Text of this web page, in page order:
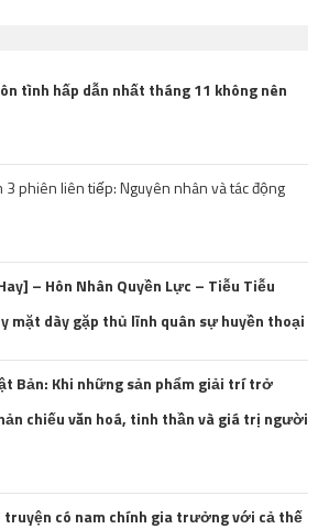
tình hấp dẫn nhất tháng 11 không nên
3 phiên liên tiếp: Nguyên nhân và tác động
– Hôn Nhân Quyền Lực – Tiễu Tiễu
mặt dày gặp thủ lĩnh quân sự huyền thoại
Bản: Khi những sản phẩm giải trí trở
chiếu văn hoá, tinh thần và giá trị người
truyện có nam chính gia trưởng với cả thế